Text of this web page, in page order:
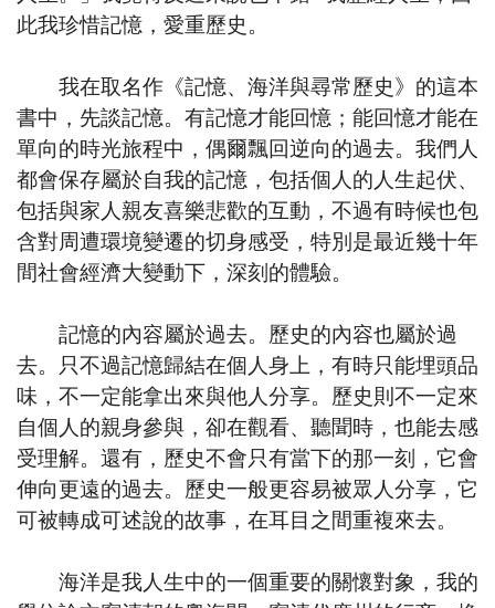
此我珍惜記憶，愛重歷史。
我在取名作《記憶、海洋與尋常歷史》的這本
書中，先談記憶。有記憶才能回憶；能回憶才能在
單向的時光旅程中，偶爾飄回逆向的過去。我們人
都會保存屬於自我的記憶，包括個人的人生起伏、
包括與家人親友喜樂悲歡的互動，不過有時候也包
含對周遭環境變遷的切身感受，特別是最近幾十年
間社會經濟大變動下，深刻的體驗。
記憶的內容屬於過去。歷史的內容也屬於過
去。只不過記憶歸結在個人身上，有時只能埋頭品
味，不一定能拿出來與他人分享。歷史則不一定來
自個人的親身參與，卻在觀看、聽聞時，也能去感
受理解。還有，歷史不會只有當下的那一刻，它會
伸向更遠的過去。歷史一般更容易被眾人分享，它
可被轉成可述說的故事，在耳目之間重複來去。
海洋是我人生中的一個重要的關懷對象，我的